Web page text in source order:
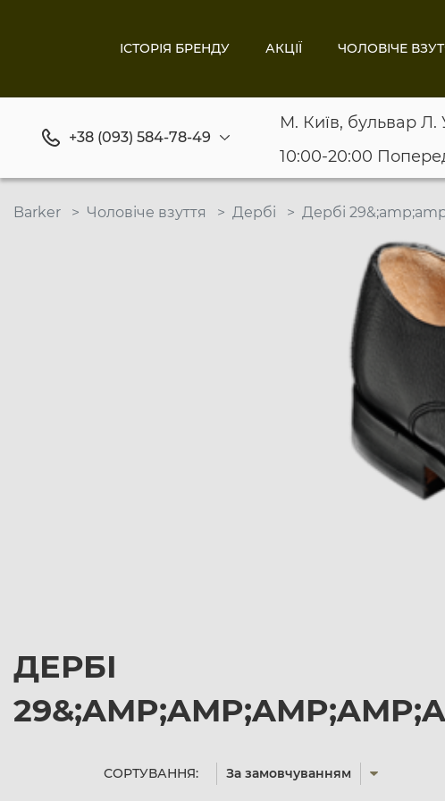
ІСТОРІЯ БРЕНДУ АКЦІЇ ЧОЛОВІЧЕ
+38 (093) 584-78-49
М. Київ, бульвар Л.
10:00-20:00
Barker Чоловіче взуття Дербі Дербі
ДЕРБІ
СОРТУВАННЯ: За замовчуванням